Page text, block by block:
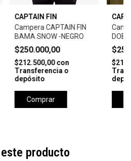
CAPTAIN FIN
Campera CAPTAIN FIN
BAMA SNOW -NEGRO
$250.000,00
$212.500,00con
Transferencia o
depósito
Comprar
producto